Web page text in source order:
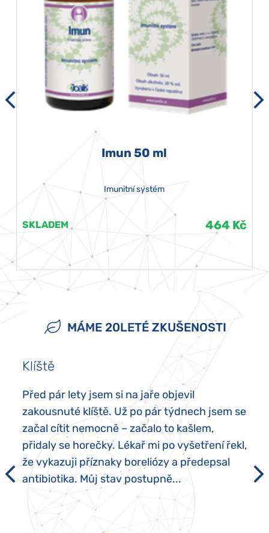
Imun 50 ml
Imunitní systém
SKLADEM 464 Kč
MÁME 20LETÉ ZKUŠENOSTI
Klíště
Před pár lety jsem si na jaře objevil
zakousnuté klíště. Už po pár týdnech jsem se
začal cítit nemocně – začalo to kašlem,
přidaly se horečky. Lékař mi po vyšetření řekl,
že vykazuji příznaky boreliózy a předepsal
antibiotika. Můj stav postupně...